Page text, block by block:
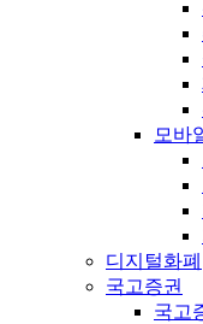
모바
디지털화폐
국고증권
국고